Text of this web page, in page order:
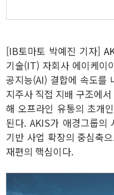
[IB토마토 박예진 기자]
기술(IT) 자회사 에이케이
공지능(AI) 결합에 속도를
지주사 직접 지배 구조에
해 오프라인 유통의 초개
된다. AKIS가 애경그룹의
기반 사업 확장의 중심축
재편의 핵심이다.